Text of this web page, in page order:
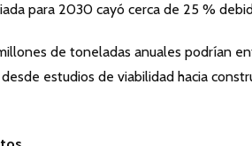
para 2030 cayó cerca de 25 %
de toneladas anuales podrían
estudios de viabilidad hacia